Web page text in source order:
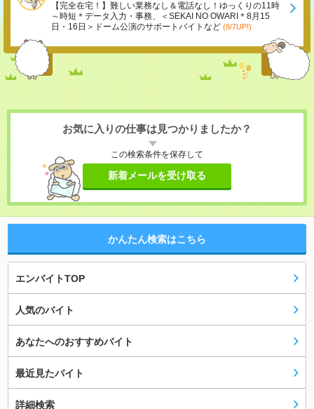
【完全在宅！】難しい業務なし＆電話なし！ゆっくりの11時
～時短＊データ入力・事務、＜SEKAI NO OWARI＊8月15
日・16日＞ドーム公演のサポートバイトなど (8/7UP!)
お気に入りの仕事は見つかりましたか？
この検索条件を保存して
新着メールを受け取る
かんたん検索はこちら
エンバイトTOP
人気のバイト
あなたへのおすすめバイト
最近見たバイト
詳細検索